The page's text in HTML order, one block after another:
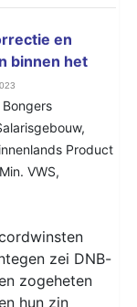
en
binnen het
,
Product
Min. VWS,
zei DNB-
zogeheten
hun zin